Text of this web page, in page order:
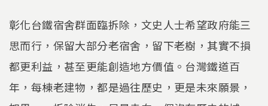
彰化台鐵宿舍群面臨拆除，文史人士希望政府能三
思而行，保留大部分老宿舍，留下老樹，其實不損
都更利益，甚至更能創造地方價值。台灣鐵道百
年，每棟老建物，都是過往歷史，更是未來願景，